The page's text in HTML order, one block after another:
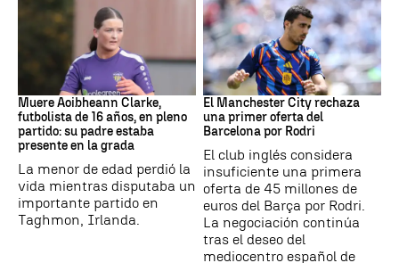
Muere Aoibheann Clarke,
futbolista de 16 años, en pleno
partido: su padre estaba
presente en la grada
La menor de edad perdió la
vida mientras disputaba un
importante partido en
Taghmon, Irlanda.
Fútbol
El Manchester City rechaza
una primer oferta del
Barcelona por Rodri
El club inglés considera
insuficiente una primera
oferta de 45 millones de
euros del Barça por Rodri.
La negociación continúa
tras el deseo del
mediocentro español de